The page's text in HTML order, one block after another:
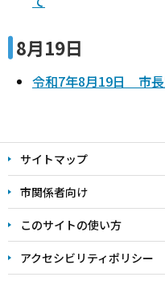
8月19日
令和7年8月19日 市
文
こ
こ
ま
で
サイトマップ
市関係者向け
このサイトの使い方
アクセシビリティポリシー